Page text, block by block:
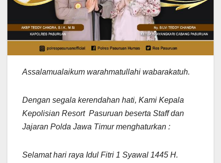
Assalamualaikum warahmatullahi wabarakatuh.
Dengan segala kerendahan hati, Kami Kepala
Kepolisian Resort Pasuruan beserta Staff dan
Jajaran Polda Jawa Timur menghaturkan :
Selamat hari raya Idul Fitri 1 Syawal 1445 H.